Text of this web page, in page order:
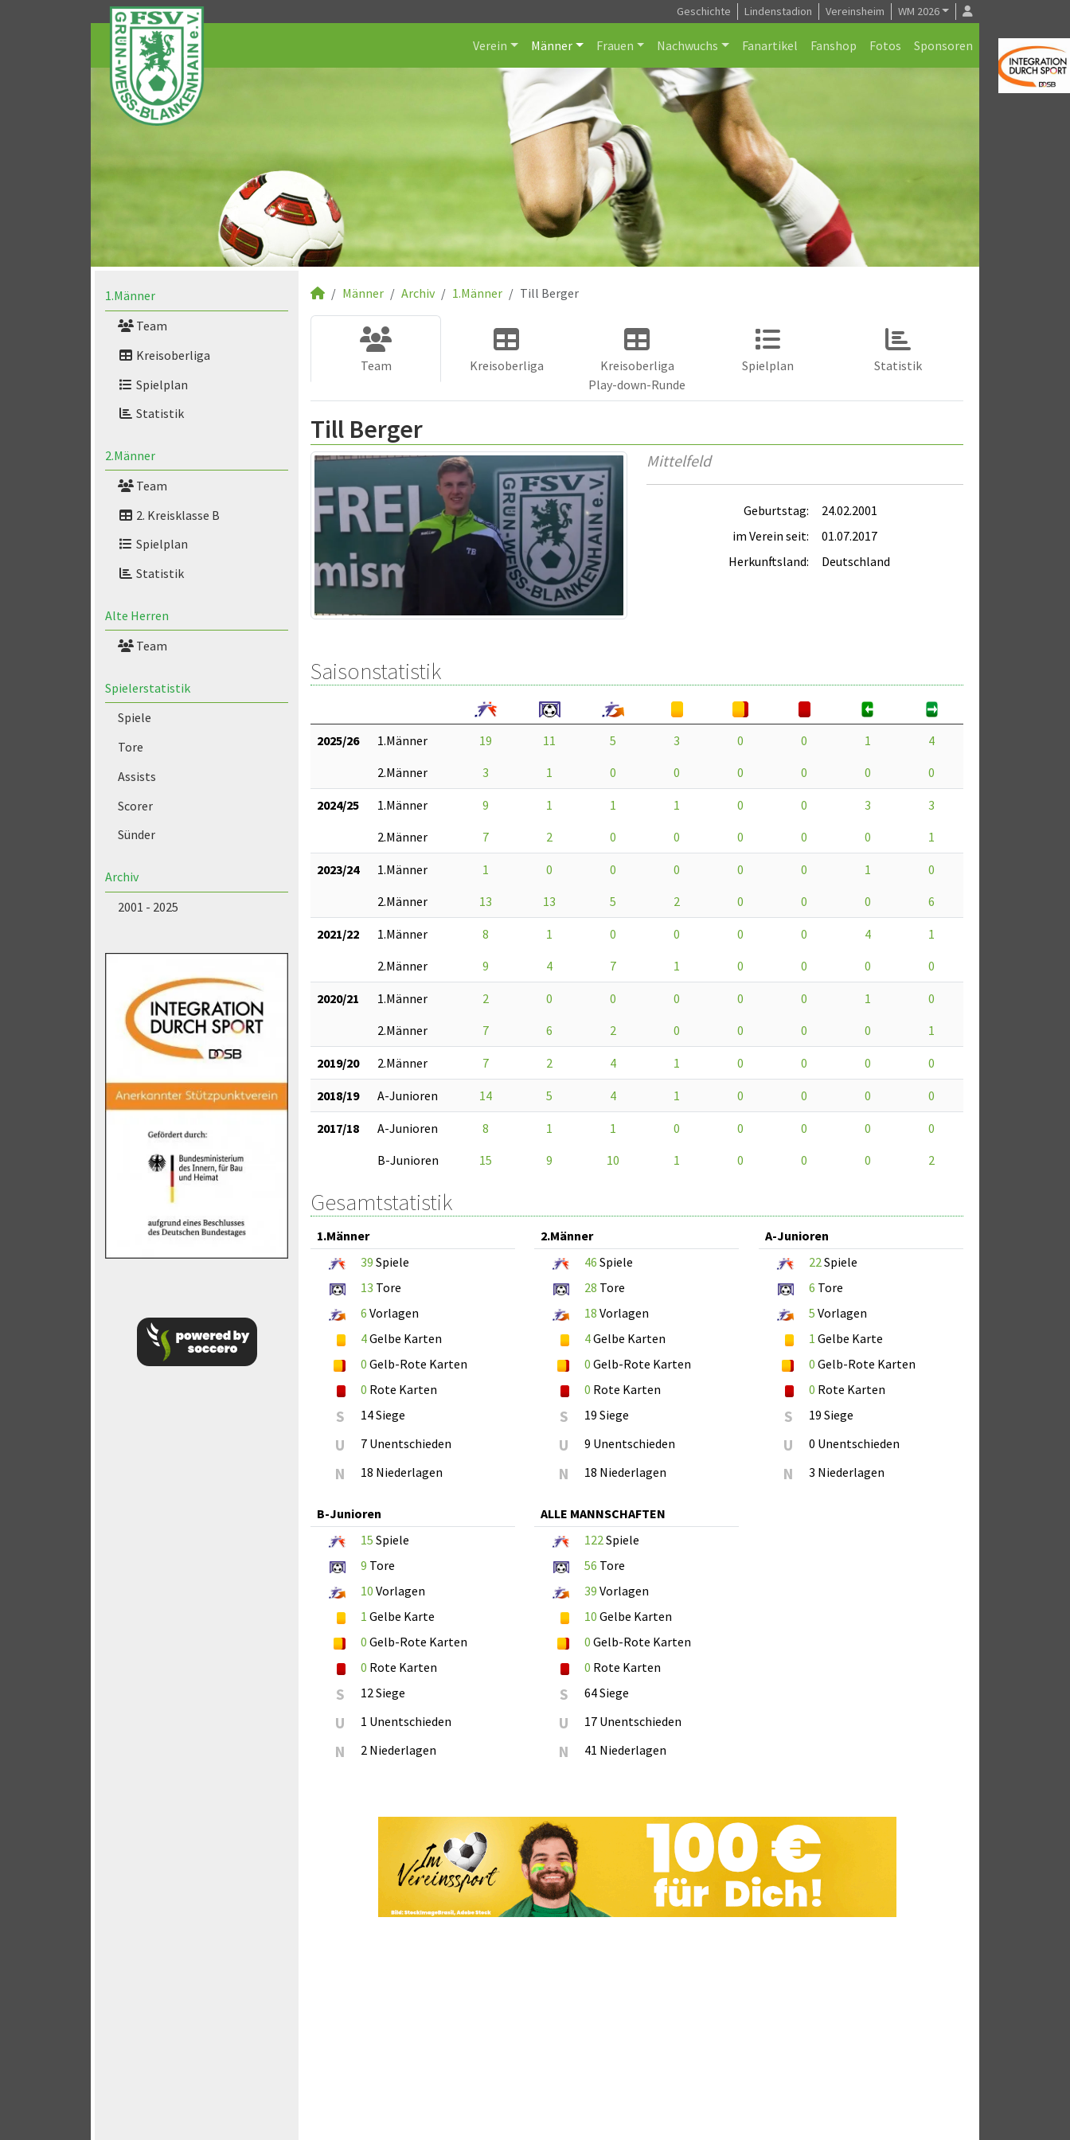
Geschichte Lindenstadion Vereinsheim WM 2026
Verein Männer Frauen Nachwuchs Fanartikel Fanshop Fotos Sponsoren
1.Männer
Team
Kreisoberliga
Spielplan
Statistik
2.Männer
Team
2. Kreisklasse B
Spielplan
Statistik
Alte Herren
Team
Spielerstatistik
Spiele
Tore
Assists
Scorer
Sünder
Archiv
2001 - 2025
Männer Archiv 1.Männer Till Berger
Team Kreisoberliga
Kreisoberliga
Play-down-Runde
Spielplan Statistik
Till Berger
Mittelfeld
Geburtstag:
24.02.2001
im Verein seit:
01.07.2017
Herkunftsland:
Deutschland
Saisonstatistik
2025/26 1.Männer 19 11 5 3 0 0 1
4
2.Männer
3 1 0 0 0 0 0 0
2024/25 1.Männer 9 1 1 1 0 0 3
3
2.Männer
7 2 0 0 0 0 0 1
2023/24 1.Männer 1 0 0 0 0 0 1
0
2.Männer
13 13 5 2 0 0 0 6
2021/22 1.Männer 8 1 0 0 0 0 4
1
2.Männer
9 4 7 1 0 0 0 0
2020/21 1.Männer 2 0 0 0 0 0 1
0
2.Männer
7 6 2 0 0 0 0 1
2019/20 2.Männer 7 2 4 1 0 0 0 0
2018/19 A-Junioren 14 5 4 1 0 0 0 0
2017/18 A-Junioren 8 1 1 0 0 0 0
0
B-Junioren
15 9 10 1 0 0 0 2
Gesamtstatistik
1.Männer
39 Spiele
13 Tore
6 Vorlagen
4Gelbe Karten
0 Gelb-Rote Karten
0 Rote Karten
S 14 Siege
U 7 Unentschieden
N 18 Niederlagen
2.Männer
46 Spiele
28 Tore
18 Vorlagen
4Gelbe Karten
0 Gelb-Rote Karten
0 Rote Karten
S 19 Siege
U 9 Unentschieden
N 18 Niederlagen
A-Junioren
22Spiele
6 Tore
5 Vorlagen
1 Gelbe Karte
0 Gelb-Rote Karten
0 Rote Karten
S 19 Siege
U 0 Unentschieden
N 3 Niederlagen
B-Junioren
15 Spiele
9 Tore
10 Vorlagen
1 Gelbe Karte
0 Gelb-Rote Karten
0 Rote Karten
S 12 Siege
U 1 Unentschieden
N 2 Niederlagen
ALLE MANNSCHAFTEN
122Spiele
56 Tore
39 Vorlagen
10 Gelbe Karten
0 Gelb-Rote Karten
0 Rote Karten
S 64 Siege
U 17 Unentschieden
N 41 Niederlagen